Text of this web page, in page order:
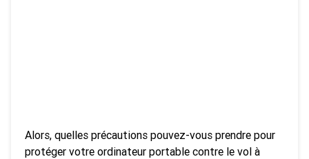
Alors, quelles précautions pouvez-vous prendre pour
protéger votre ordinateur portable contre le vol à